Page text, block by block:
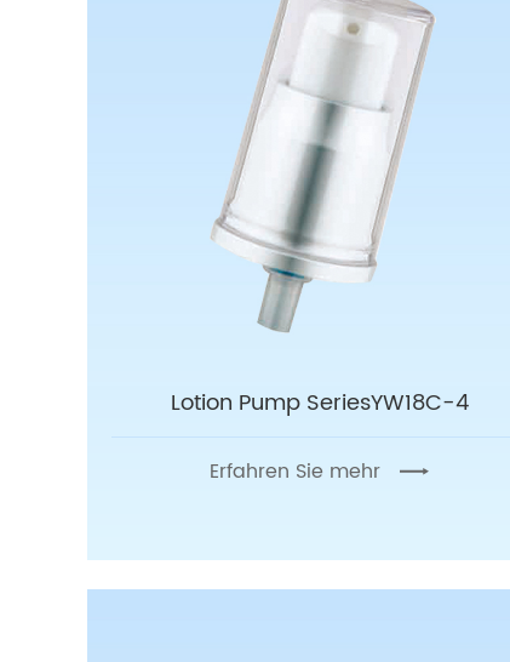
Lotion Pump SeriesYW18C-4
Erfahren Sie mehr